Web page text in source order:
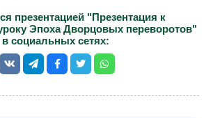
презентацией "Презентация к
Эпоха Дворцовых переворотов"
в социальных сетях: